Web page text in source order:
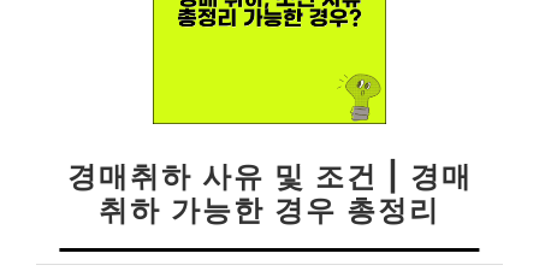
경매취하 사유 및 조건 | 경매
취하 가능한 경우 총정리